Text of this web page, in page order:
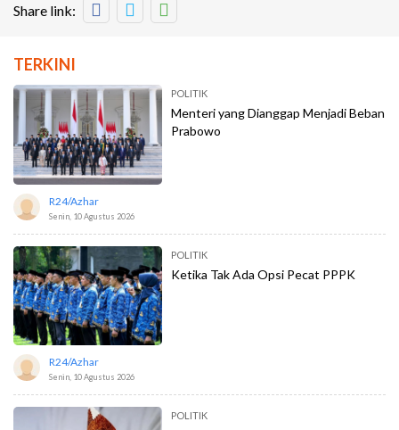
Share link:
TERKINI
POLITIK
Menteri yang Dianggap Menjadi Beban
Prabowo
R24/azhar
Senin, 10 Agustus 2026
POLITIK
Ketika Tak Ada Opsi Pecat PPPK
R24/azhar
Senin, 10 Agustus 2026
POLITIK